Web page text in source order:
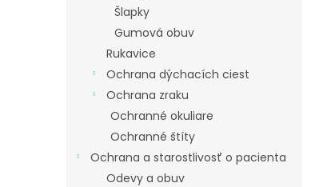
Šlapky
Gumová obuv
Rukavice
Ochrana dýchacích ciest
Ochrana zraku
Ochranné okuliare
Ochranné štíty
Ochrana a starostlivosť o pacienta
Odevy a obuv